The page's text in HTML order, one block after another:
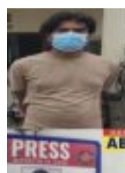
घोराहीको समृद्धिका
हुने,